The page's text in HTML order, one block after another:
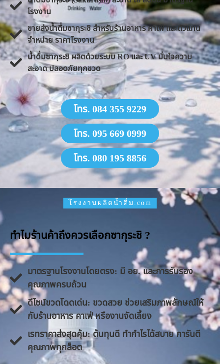
โรงงาน
ขายส่งน้ำดื่มซากุระชิ สำหรับร้านอาหาร คาเฟ่ และตัวแทน
จำหน่าย ราคาโรงงาน
น้ำดื่มซากุระชิ ผลิตด้วยระบบ RO และ UV มั่นใจความ
สะอาด ปลอดภัยทุกขวด
โทร. 084 355 9229
โทร. 095 669 0999
โทร. 080 195 8856
โรงงานผลิตน้ำดื่ม.com
ทำไมร้านค้าถึงควรเลือกซากุระชิ ?
มาตรฐานโรงงานโดยตรง: มี อย. และการรับรอง
คุณภาพครบถ้วน
ดีไซน์ขวดโดดเด่น: ขวดสวย ช่วยเสริมภาพลักษณ์ให้
กับร้านอาหาร คาเฟ่ หรืองานจัดเลี้ยง
​เรทราคาส่งสุดคุ้ม: ต้นทุนดี ทำกำไรได้สบาย การันตี
คุณภาพทุกล็อต